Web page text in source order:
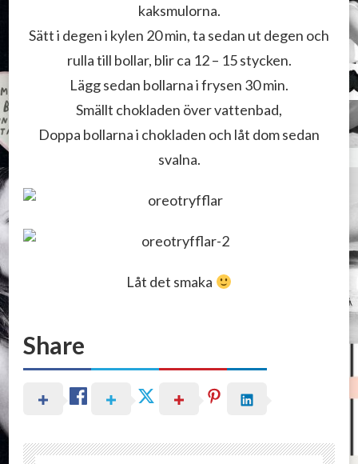
kaksmulorna.
Sätt i degen i kylen 20 min, ta sedan ut degen och
rulla till bollar, blir ca 12 – 15 stycken.
Lägg sedan bollarna i frysen 30 min.
Smällt chokladen över vattenbad,
Doppa bollarna i chokladen och låt dom sedan
svalna.
Låt det smaka
Share